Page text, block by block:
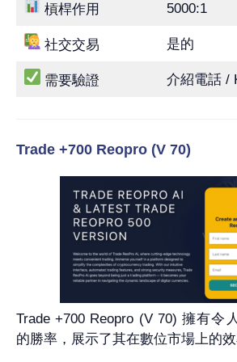
槓桿作用 5000:1
社交交易 是的
需要驗證 介紹電話 /
Trade +700 Reopro (V 70)
Trade +700 Reopro (V 70) 擁有令
的勝率，展示了其在數位市場上的效